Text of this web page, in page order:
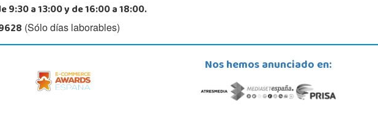
9:30 a 13:00 y de 16:00 a 18:00.
(Sólo días laborables)
Nos hemos anunciado en: